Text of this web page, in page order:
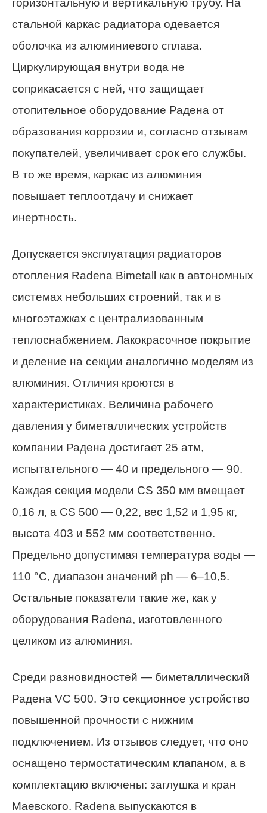
горизонтальную и вертикальную трубу. На
стальной каркас радиатора одевается
оболочка из алюминиевого сплава.
Циркулирующая внутри вода не
соприкасается с ней, что защищает
отопительное оборудование Радена от
образования коррозии и, согласно отзывам
покупателей, увеличивает срок его службы.
В то же время, каркас из алюминия
повышает теплоотдачу и снижает
инертность.
Допускается эксплуатация радиаторов
отопления Radena Bimetall как в автономных
системах небольших строений, так и в
многоэтажках с централизованным
теплоснабжением. Лакокрасочное покрытие
и деление на секции аналогично моделям из
алюминия. Отличия кроются в
характеристиках. Величина рабочего
давления у биметаллических устройств
компании Радена достигает 25 атм,
испытательного — 40 и предельного — 90.
Каждая секция модели CS 350 мм вмещает
0,16 л, а CS 500 — 0,22, вес 1,52 и 1,95 кг,
высота 403 и 552 мм соответственно.
Предельно допустимая температура воды —
110 °С, диапазон значений ph — 6–10,5.
Остальные показатели такие же, как у
оборудования Radena, изготовленного
целиком из алюминия.
Среди разновидностей — биметаллический
Радена VC 500. Это секционное устройство
повышенной прочности с нижним
подключением. Из отзывов следует, что оно
оснащено термостатическим клапаном, а в
комплектацию включены: заглушка и кран
Маевского. Radena выпускаются в